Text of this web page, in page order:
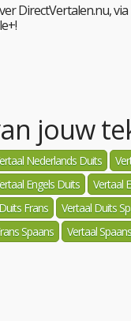
DirectVertalen.nu, via
jouw
Nederlands Duits
Engels Duits
Vertaal
Frans
Vertaal Duits
Spaans
Vertaal